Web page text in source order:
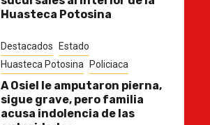
Huasteca Potosina
Destacados
Estado
Huasteca Potosina
Policiaca
A Osiel le amputaron pierna,
sigue grave, pero familia
acusa indolencia de las